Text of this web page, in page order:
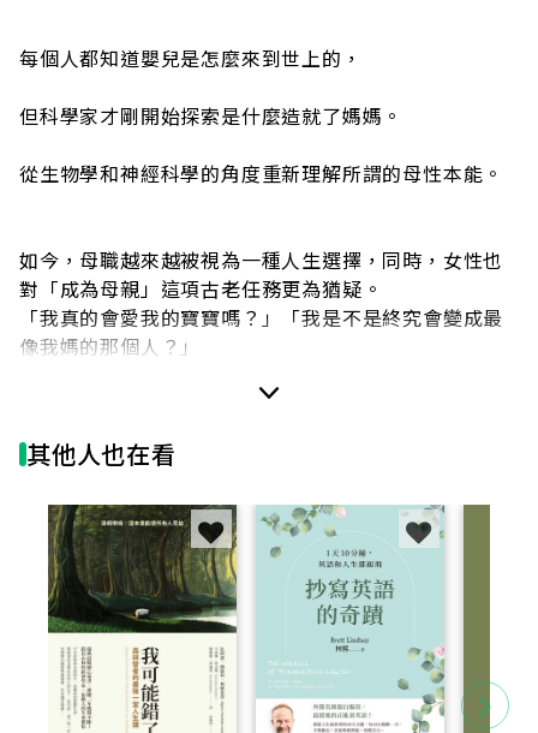
每個人都知道嬰兒是怎麼來到世上的，
但科學家才剛開始探索是什麼造就了媽媽。
從生物學和神經科學的角度重新理解所謂的母性本能。
如今，母職越來越被視為一種人生選擇，同時，女性也
對「成為母親」這項古老任務更為猶疑。
「我真的會愛我的寶寶嗎？」「我是不是終究會變成最
像我媽的那個人？」
試回答是哪些力量在塑造母親。
的轉變，大到來自整個文明的偏見。
在過程中，媽媽無論在生理上還是心理上都會很自然地
改變，甚至有了幾近全新的媽媽腦或心臟。
即使是同一個媽媽，也會在每一次的生育之後，蛻變成
各種不同樣貌的母親。
只是這些改變不一定經過媽媽本人同意。
其他人也在看